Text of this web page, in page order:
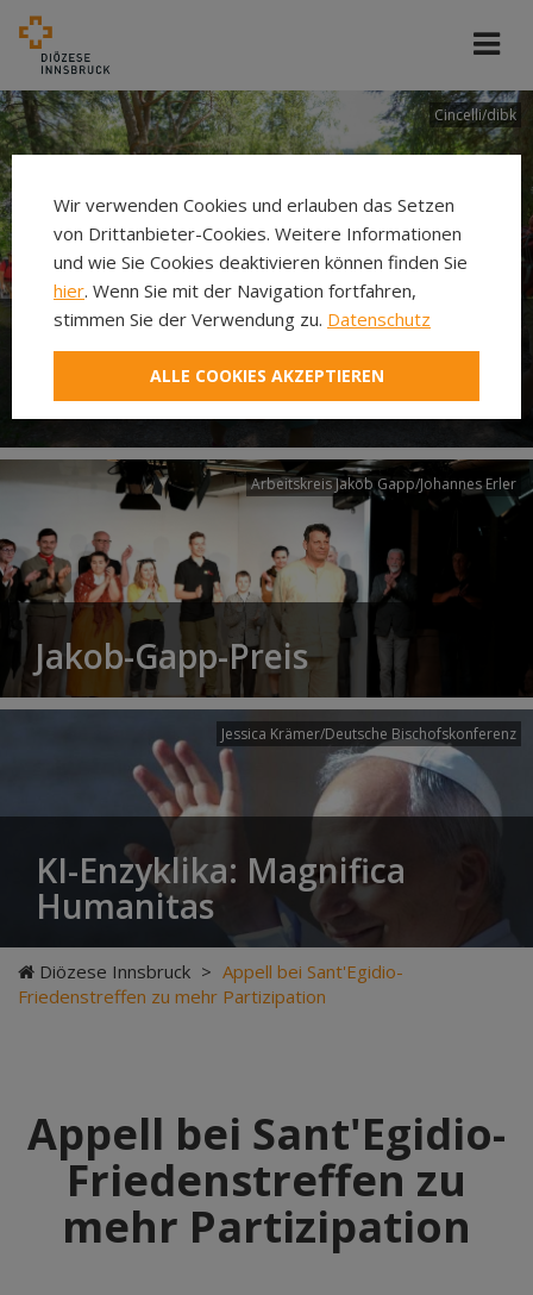
Cincelli/dibk
Neuer Pilgerweg Via
Laudato si’
Arbeitskreis Jakob Gapp/Johannes Erler
Jakob-Gapp-Preis
Jessica Krämer/Deutsche Bischofskonferenz
KI-Enzyklika: Magnifica
Humanitas
Diözese Innsbruck > Appell bei Sant'Egidio-
Friedenstreffen zu mehr Partizipation
Appell bei Sant'Egidio-
Friedenstreffen zu
mehr Partizipation
Wir verwenden Cookies und erlauben das Setzen
von Drittanbieter-Cookies. Weitere Informationen
und wie Sie Cookies deaktivieren können finden Sie
hier. Wenn Sie mit der Navigation fortfahren,
stimmen Sie der Verwendung zu. Datenschutz
ALLE COOKIES AKZEPTIEREN